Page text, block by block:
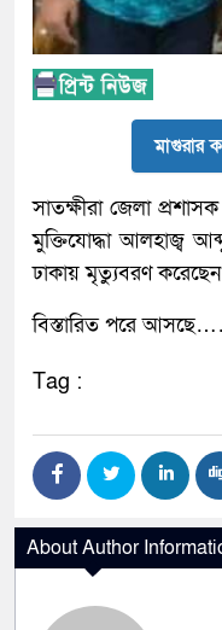
মাগুরার
সাতক্ষীরা জেলা
মুক্তিযোদ্ধা আলহাজ্ব
ঢাকায় মৃত্যুবরণ করেছেন
বিস্তারিত পরে
Tag :
About Author